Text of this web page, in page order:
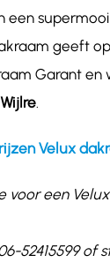
een
geeft
Garant en
Wijlre.
Velux
voor een
52415599 of